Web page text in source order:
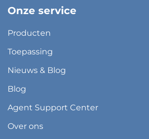
Onze service
Producten
Toepassing
Nieuws & Blog
Blog
Agent Support Center
Over ons